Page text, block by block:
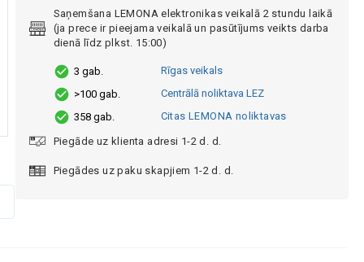
Saņemšana LEMONA elektronikas veikalā 2 stundu laikā
(ja prece ir pieejama veikalā un pasūtījums veikts darba
dienā līdz plkst. 15:00)
3 gab.
Rīgas veikals
>100 gab.
Centrālā noliktava LEZ
358 gab.
Citas LEMONA noliktavas
Piegāde uz klienta adresi 1-2 d. d.
Piegādes uz paku skapjiem 1-2 d. d.